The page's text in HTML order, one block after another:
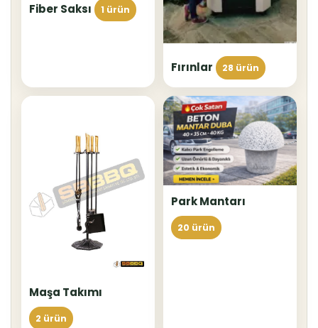
Fiber Saksı 1 ürün
Fırınlar 28 ürün
Maşa Takımı
2 ürün
Park Mantarı
20 ürün